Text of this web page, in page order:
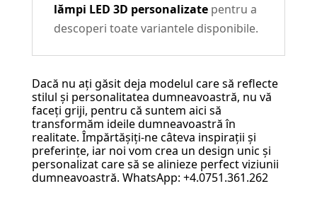
lămpi LED 3D personalizatepentru a
descoperi toate variantele disponibile.
Dacă nu ați găsit deja modelul care să reflecte
stilul și personalitatea dumneavoastră, nu vă
faceți griji, pentru că suntem aici să
transformăm ideile dumneavoastră în
realitate. Împărtășiți-ne câteva inspirații și
preferințe, iar noi vom crea un design unic și
personalizat care să se alinieze perfect viziunii
dumneavoastră. WhatsApp: +4.0751.361.262